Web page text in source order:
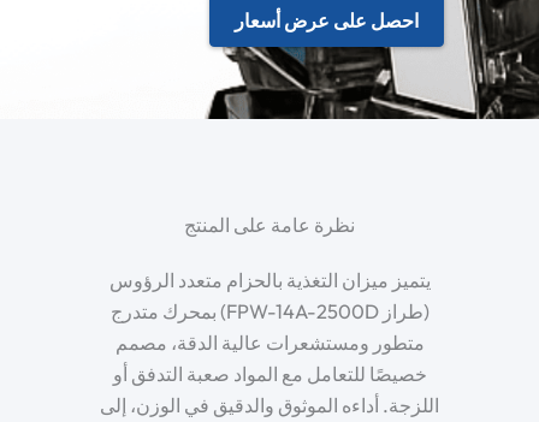
احصل على عرض أسعار
نظرة عامة على المنتج
يتميز ميزان التغذية بالحزام متعدد الرؤوس
(طراز FPW-14A-2500D) بمحرك متدرج
متطور ومستشعرات عالية الدقة، مصمم
خصيصًا للتعامل مع المواد صعبة التدفق أو
اللزجة. أداءه الموثوق والدقيق في الوزن، إلى